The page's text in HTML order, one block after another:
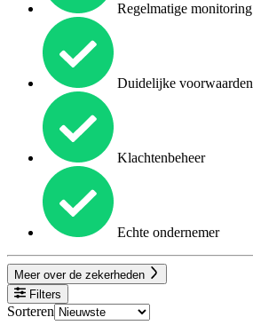
Regelmatige monitoring
Duidelijke voorwaarden
Klachtenbeheer
Echte ondernemer
Meer over de zekerheden
Filters
Sorteren